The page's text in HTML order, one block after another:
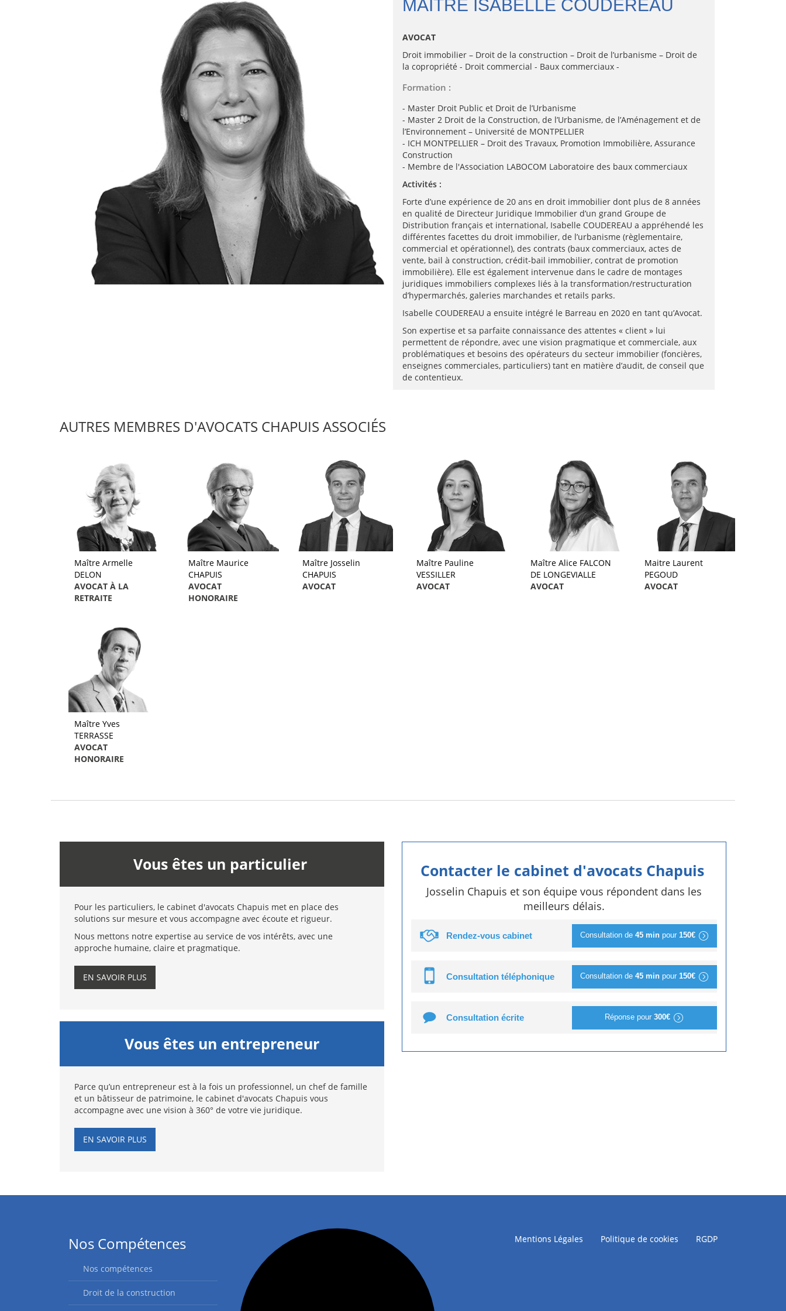
MAITRE ISABELLE COUDEREAU
AVOCAT
Droit immobilier – Droit de la construction – Droit de l’urbanisme – Droit de
la copropriété - Droit commercial - Baux commerciaux -
Formation :
- Master Droit Public et Droit de l’Urbanisme
- Master 2 Droit de la Construction, de l’Urbanisme, de l’Aménagement et de
l’Environnement – Université de MONTPELLIER
- ICH MONTPELLIER – Droit des Travaux, Promotion Immobilière, Assurance
Construction
- Membre de l'Association LABOCOM Laboratoire des baux commerciaux
Activités :
Forte d’une expérience de 20 ans en droit immobilier dont plus de 8 années
en qualité de Directeur Juridique Immobilier d’un grand Groupe de
Distribution français et international, Isabelle COUDEREAU a appréhendé les
différentes facettes du droit immobilier, de l’urbanisme (règlementaire,
commercial et opérationnel), des contrats (baux commerciaux, actes de
vente, bail à construction, crédit-bail immobilier, contrat de promotion
immobilière). Elle est également intervenue dans le cadre de montages
juridiques immobiliers complexes liés à la transformation/restructuration
d’hypermarchés, galeries marchandes et retails parks.
Isabelle COUDEREAU a ensuite intégré le Barreau en 2020 en tant qu’Avocat.
Son expertise et sa parfaite connaissance des attentes « client » lui
permettent de répondre, avec une vision pragmatique et commerciale, aux
problématiques et besoins des opérateurs du secteur immobilier (foncières,
enseignes commerciales, particuliers) tant en matière d’audit, de conseil que
de contentieux.
AUTRES MEMBRES D'AVOCATS CHAPUIS ASSOCIÉS
Maître Armelle
DELON
AVOCAT À LA
RETRAITE
Maître Maurice
CHAPUIS
AVOCAT
HONORAIRE
Maître Josselin
CHAPUIS
AVOCAT
Maître Pauline
VESSILLER
AVOCAT
Maître Alice FALCON
DE LONGEVIALLE
AVOCAT
Maitre Laurent
PEGOUD
AVOCAT
Maître Yves
TERRASSE
AVOCAT
HONORAIRE
Vous êtes un particulier
Pour les particuliers, le cabinet d'avocats Chapuis met en place des
solutions sur mesure et vous accompagne avec écoute et rigueur.
Nous mettons notre expertise au service de vos intérêts, avec une
approche humaine, claire et pragmatique.
EN SAVOIR PLUS
Vous êtes un entrepreneur
Parce qu’un entrepreneur est à la fois un professionnel, un chef de famille
et un bâtisseur de patrimoine, le cabinet d'avocats Chapuis vous
accompagne avec une vision à 360° de votre vie juridique.
EN SAVOIR PLUS
Contacter le cabinet d'avocats Chapuis
Josselin Chapuis et son équipe vous répondent dans les
meilleurs délais.
Rendez-vous cabinet Consultation de 45 minpour 150€
Consultation téléphonique Consultation de 45 minpour 150€
Consultation écrite Réponse pour 300€
Nos Compétences
Nos compétences
Droit de la construction
Mentions Légales Politique de cookies RGDP